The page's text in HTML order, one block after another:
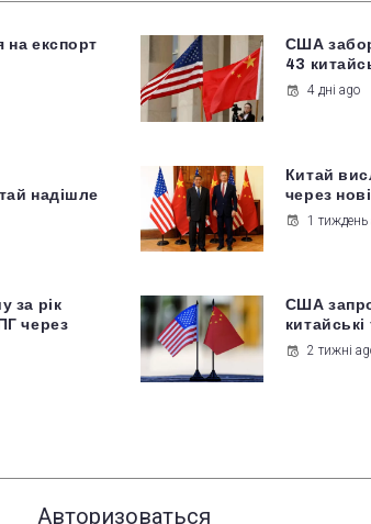
на експорт
США
43
4 дні ago
надішле
Китай
через
1 тиждень
за рік
через
США
2 тижні
Авторизоваться